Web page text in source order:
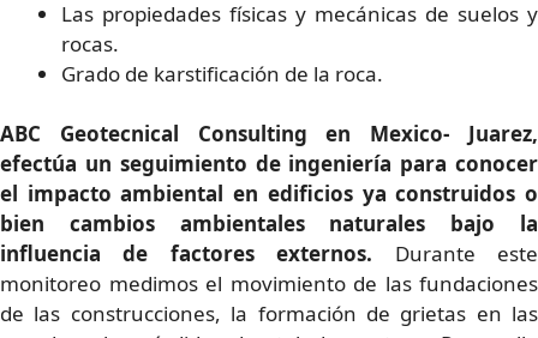
Las propiedades físicas y mecánicas de suelos y
rocas.
Grado de karstificación de la roca.
ABC Geotecnical Consulting en Mexico- Juarez,
efectúa un seguimiento de ingeniería para conocer
el impacto ambiental en edificios ya construidos o
bien cambios ambientales naturales bajo la
influencia de factores externos. Durante este
monitoreo medimos el movimiento de las fundaciones
de las construcciones, la formación de grietas en las